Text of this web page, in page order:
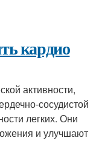
кардио
активности,
сосудистой
легких. Они
и улучшают